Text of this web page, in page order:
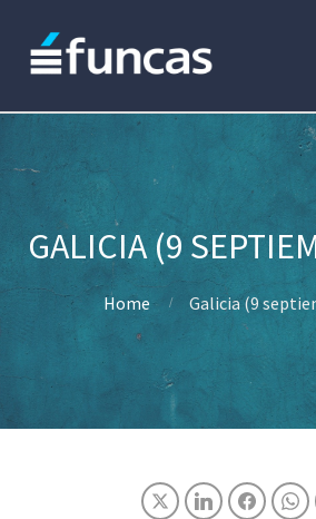
GALICIA (9
Home Galicia (9